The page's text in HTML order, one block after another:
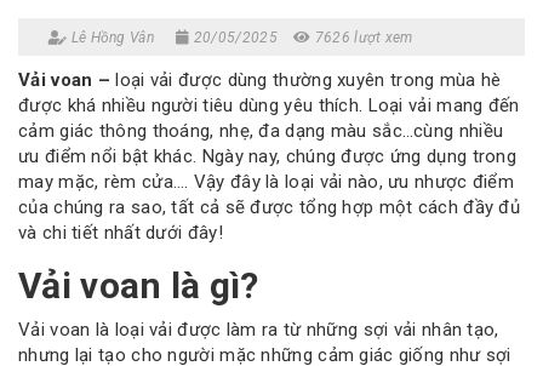
Lê Hồng Vân 20/05/2025 7626 lượt xem
Vải voan – loại vải được dùng thường xuyên trong mùa hè
được khá nhiều người tiêu dùng yêu thích. Loại vải mang đến
cảm giác thông thoáng, nhẹ, đa dạng màu sắc…cùng nhiều
ưu điểm nổi bật khác. Ngày nay, chúng được ứng dụng trong
may mặc, rèm cửa…. Vậy đây là loại vải nào, ưu nhược điểm
của chúng ra sao, tất cả sẽ được tổng hợp một cách đầy đủ
và chi tiết nhất dưới đây!
Vải voan là gì?
Vải voan là loại vải được làm ra từ những sợi vải nhân tạo,
nhưng lại tạo cho người mặc những cảm giác giống như sợi